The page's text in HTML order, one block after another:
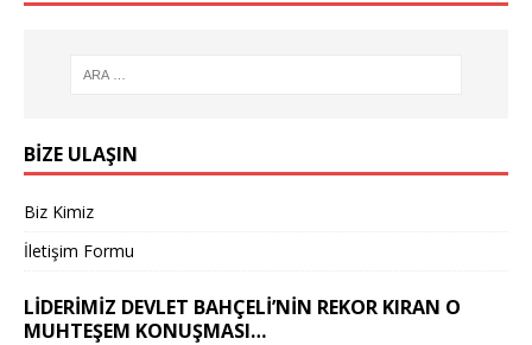
BİZE ULAŞIN
Biz Kimiz
İletişim Formu
LIDERIMIZ DEVLET BAHÇELİ’NIN REKOR KIRAN O
MUHTEŞEM KONUŞMASI…